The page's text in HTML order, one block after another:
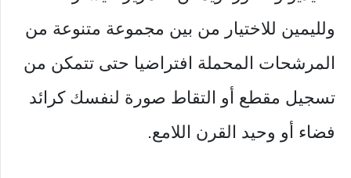
ولليمين للاختيار من بين مجموعة متنوعة من
المرشحات المحملة افتراضيا حتى تتمكن من
تسجيل مقطع أو التقاط صورة لنفسك كرائد
فضاء أو وحيد القرن اللامع.